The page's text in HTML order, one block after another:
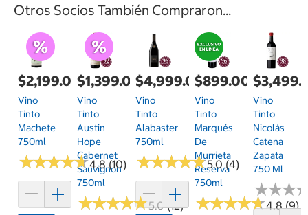
Otros Socios También Compraron...
$2,199.00
Vino
Tinto
Machete
750ml
★★★★★
★★★★★4.8 (10)
$1,399.00
Vino
Tinto
Austin
Hope
Cabernet
Sauvignon
750ml
★★★★★
★★★★★5.0 (12)
$4,999.00
Vino
Tinto
Alabaster
750ml
★★★★★
★★★★★5.0 (4)
$899.00
Vino
Tinto
Marqués
De
Murrieta
Reserva
750ml
★★★★★
★★★★★4.8 (9)
Vino
Tinto
Nicolás
Catena
Zapata
750 Ml
★★★
★★★